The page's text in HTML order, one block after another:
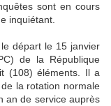
sont en cours
inquiétant.
départ le 15 janvier
de la République
(108) éléments. Il a
la rotation normale
an de service auprès